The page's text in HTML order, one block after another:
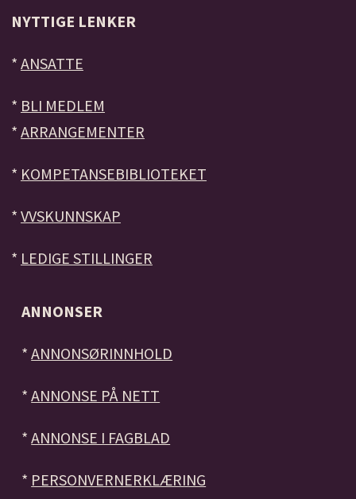
NYTTIGE LENKER
* ANSATTE
* BLI MEDLEM
* ARRANGEMENTER
* KOMPETANSEBIBLIOTEKET
* VVSKUNNSKAP
* LEDIGE STILLINGER
ANNONSER
*ANNONSØRINNHOLD
*ANNONSE PÅ NETT
*ANNONSE I FAGBLAD
* PERSONVERNERKLÆRING